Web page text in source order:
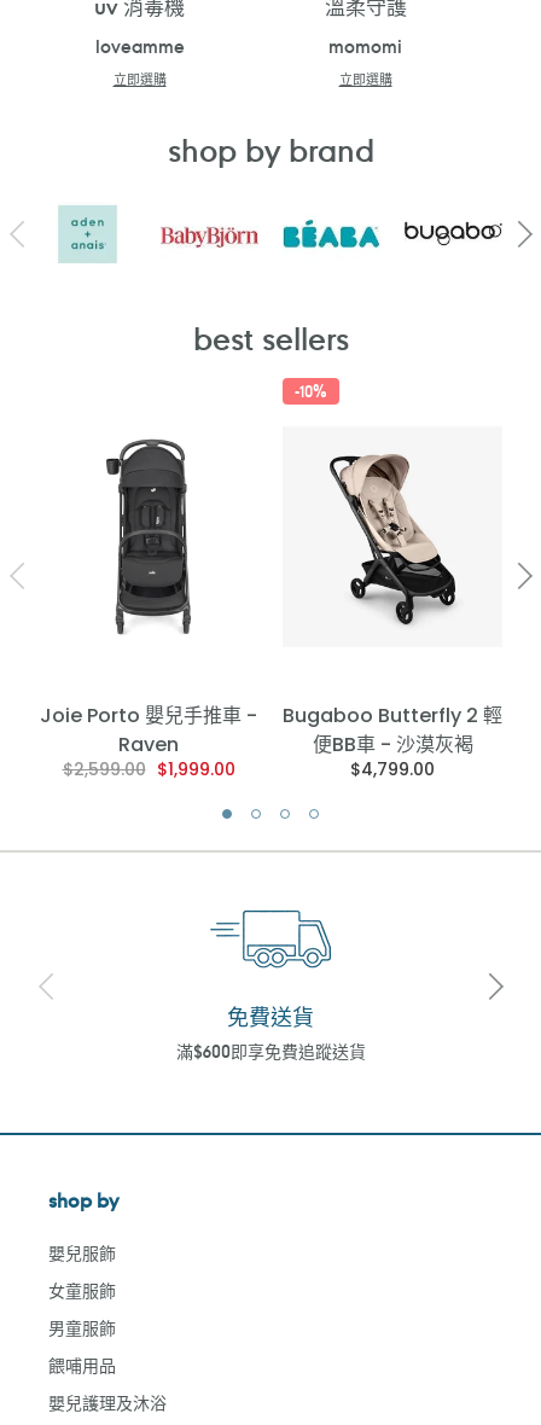
uv 消毒機
loveamme
立即選購
溫柔守護
momomi
立即選購
shop by brand
best sellers
Joie Porto 嬰兒手推車 -
Raven
$2,599.00 $1,999.00
Bugaboo Butterfly 2 輕
便BB車 - 沙漠灰褐
$4,799.00
-10%
免費送貨
滿$600即享免費追蹤送貨
shop by
嬰兒服飾
女童服飾
男童服飾
餵哺用品
嬰兒護理及沐浴